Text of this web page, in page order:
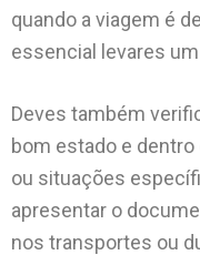
quando a viagem é
essencial levares
Deves também
bom estado e dentro
ou situações
apresentar o
nos transportes ou